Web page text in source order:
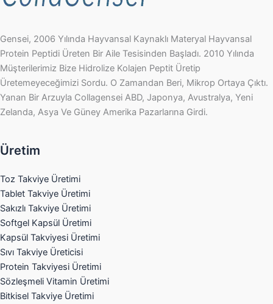
Gensei, 2006 Yılında Hayvansal Kaynaklı Materyal Hayvansal
Protein Peptidi Üreten Bir Aile Tesisinden Başladı. 2010 Yılında
Müşterilerimiz Bize Hidrolize Kolajen Peptit Üretip
Üretemeyeceğimizi Sordu. O Zamandan Beri, Mikrop Ortaya Çıktı.
Yanan Bir Arzuyla Collagensei ABD, Japonya, Avustralya, Yeni
Zelanda, Asya Ve Güney Amerika Pazarlarına Girdi.
Üretim
Toz Takviye Üretimi
Tablet Takviye Üretimi
Sakızlı Takviye Üretimi
Softgel Kapsül Üretimi
Kapsül Takviyesi Üretimi
Sıvı Takviye Üreticisi
Protein Takviyesi Üretimi
Sözleşmeli Vitamin Üretimi
Bitkisel Takviye Üretimi